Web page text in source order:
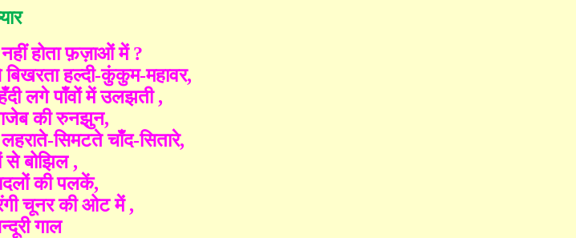
नहीं होता फ़ज़ाओं में?
हल्दी-कुंकुम-महावर,
लगे पाँवों में उलझती,
की रुनझुन,
सिमटते चाँद-सितारे,
से बोझिल ,
की पलकें,
चूनर की ओट में,
गाल